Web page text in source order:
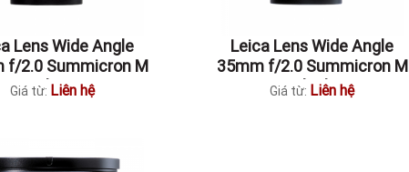
Lens Wide Angle
f/2.0 Summicron M
silver
Giá từ: Liên hệ
Leica Lens Wide Angle
35mm f/2.0 Summicron M
Black
Giá từ: Liên hệ